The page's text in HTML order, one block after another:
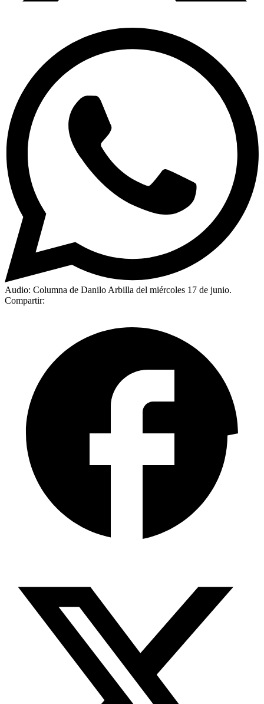
Audio: Columna de Danilo Arbilla del miércoles 17 de junio.
Compartir: